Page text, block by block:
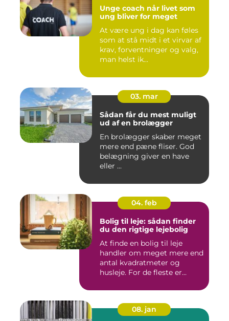
Unge coach når livet som
ung bliver for meget
At være ung i dag kan føles
som at stå midt i et virvar af
krav, forventninger og valg,
man helst ik...
03. mar
Sådan får du mest muligt
ud af en brolægger
En brolægger skaber meget
mere end pæne fliser. God
belægning giver en have
eller ...
04. feb
Bolig til leje: sådan finder
du den rigtige lejebolig
At finde en bolig til leje
handler om meget mere end
antal kvadratmeter og
husleje. For de fleste er...
08. jan